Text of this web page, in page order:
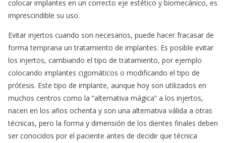
colocar implantes en un correcto eje estético y biomecánico, es
imprescindible su uso.
Evitar injertos cuando son necesarios, puede hacer fracasar de
forma temprana un tratamiento de implantes. Es posible evitar
los injertos, cambiando el tipo de tratamiento, por ejemplo
colocando implantes cigomáticos o modificando el tipo de
prótesis. Este tipo de implante, aunque hoy son utilizados en
muchos centros como la “alternativa mágica” a los injertos,
nacen en los años ochenta y son una alternativa válida a otras
técnicas, pero la forma y dimensión de los dientes finales deben
ser conocidos por el paciente antes de decidir que técnica